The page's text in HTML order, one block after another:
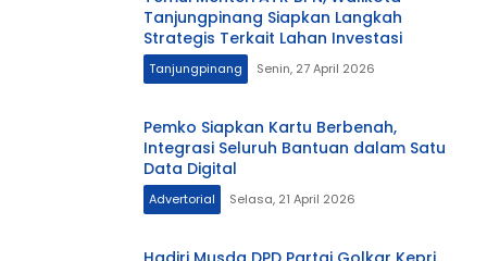
Tanjungpinang Siapkan Langkah
Strategis Terkait Lahan Investasi
Tanjungpinang Senin, 27 April 2026
Pemko Siapkan Kartu Berbenah,
Integrasi Seluruh Bantuan dalam Satu
Data Digital
Advertorial Selasa, 21 April 2026